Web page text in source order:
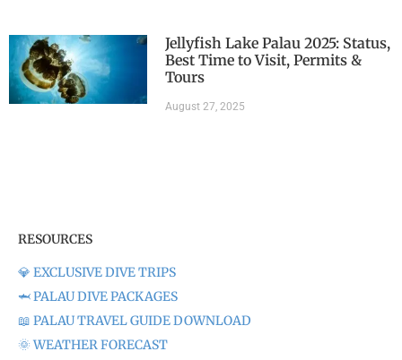
Jellyfish Lake Palau 2025: Status,
Best Time to Visit, Permits &
Tours
August 27, 2025
RESOURCES
💎 EXCLUSIVE DIVE TRIPS
🦈 PALAU DIVE PACKAGES
📖 PALAU TRAVEL GUIDE DOWNLOAD
🌞 WEATHER FORECAST